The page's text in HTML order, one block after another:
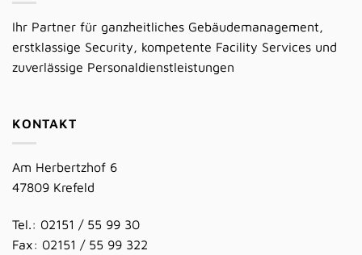
Ihr Partner für ganzheitliches Gebäudemanagement,
erstklassige Security, kompetente Facility Services und
zuverlässige Personaldienstleistungen
KONTAKT
Am Herbertzhof 6
47809 Krefeld
Tel.: 02151 / 55 99 30
Fax: 02151 / 55 99 322